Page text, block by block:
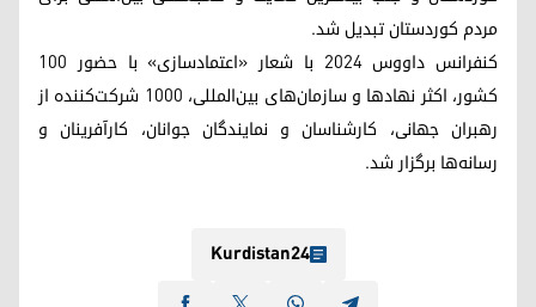
مردم کوردستان تبدیل شد.
کنفرانس داووس ۲۰۲۴ با شعار «اعتمادسازی» با حضور ۱۰۰
کشور، اکثر نهادها و سازمان‌های بین‌المللی، ۱۰۰۰ شرکت‌کننده از
رهبران جهانی، کارشناسان و نمایندگان جوانان، کارآفرینان و
رسانه‌ها برگزار شد.
Kurdistan24